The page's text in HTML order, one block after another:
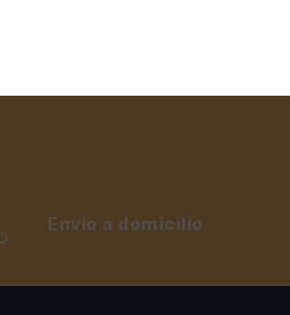
Envío a domicilio